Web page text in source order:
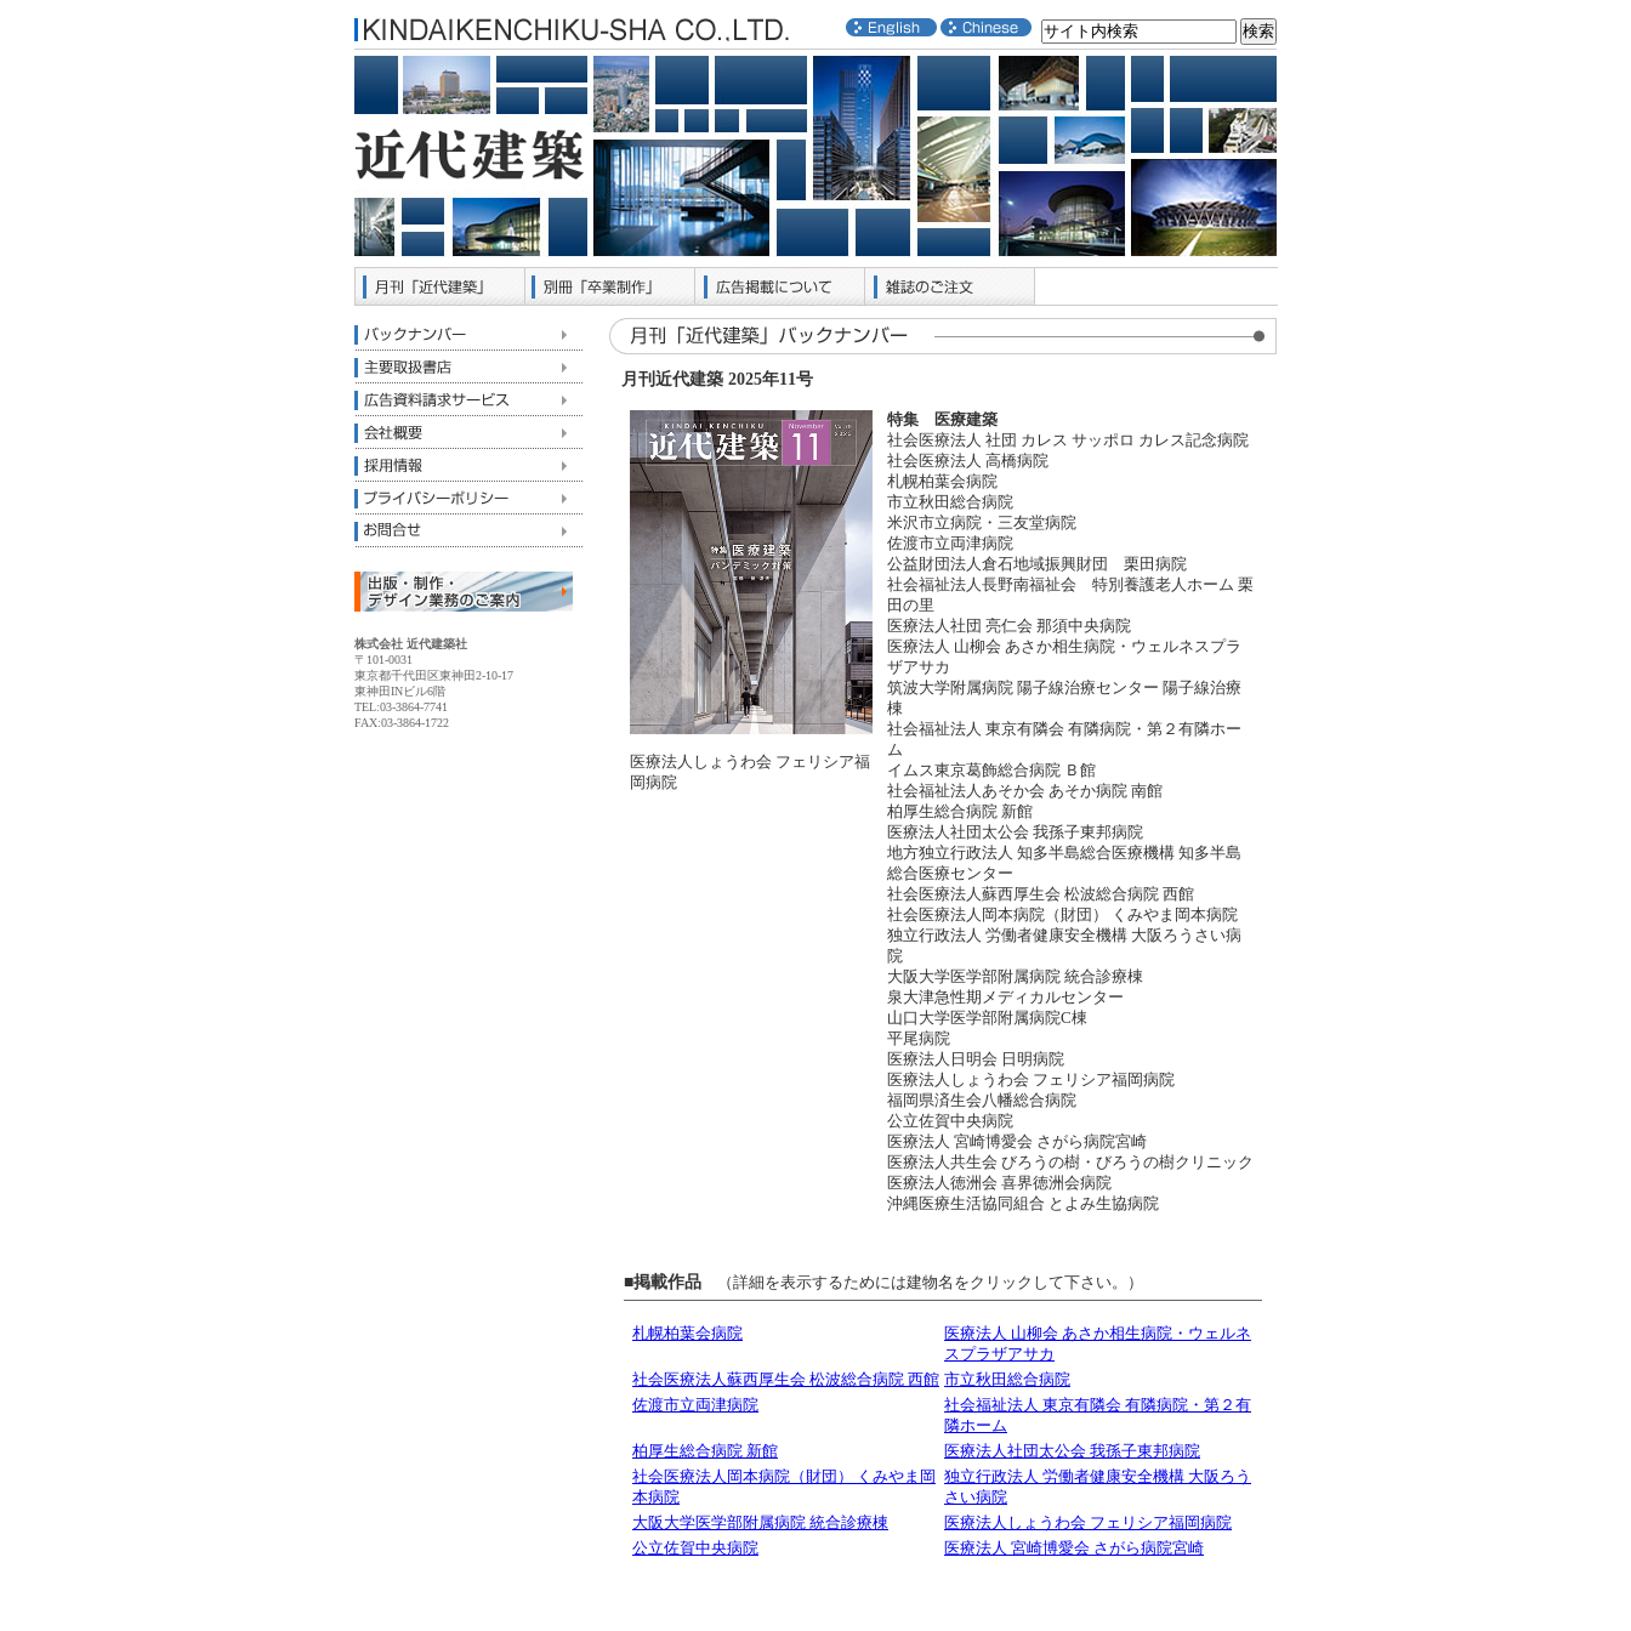
株式会社 近代建築社
〒101-0031
東京都千代田区東神田2-10-17
東神田INビル6階
TEL:03-3864-7741
FAX:03-3864-1722
月刊近代建築 2025年11号
医療法人しょうわ会 フェリシア福
岡病院
特集 医療建築
社会医療法人 社団 カレス サッポロ カレス記念病院
社会医療法人 高橋病院
札幌柏葉会病院
市立秋田総合病院
米沢市立病院・三友堂病院
佐渡市立両津病院
公益財団法人倉石地域振興財団 栗田病院
社会福祉法人長野南福祉会 特別養護老人ホーム 栗
田の里
医療法人社団 亮仁会 那須中央病院
医療法人 山柳会 あさか相生病院・ウェルネスプラ
ザアサカ
筑波大学附属病院 陽子線治療センター 陽子線治療
棟
社会福祉法人 東京有隣会 有隣病院・第２有隣ホー
ム
イムス東京葛飾総合病院 Ｂ館
社会福祉法人あそか会 あそか病院 南館
柏厚生総合病院 新館
医療法人社団太公会 我孫子東邦病院
地方独立行政法人 知多半島総合医療機構 知多半島
総合医療センター
社会医療法人蘇西厚生会 松波総合病院 西館
社会医療法人岡本病院（財団） くみやま岡本病院
独立行政法人 労働者健康安全機構 大阪ろうさい病
院
大阪大学医学部附属病院 統合診療棟
泉大津急性期メディカルセンター
山口大学医学部附属病院C棟
平尾病院
医療法人日明会 日明病院
医療法人しょうわ会 フェリシア福岡病院
福岡県済生会八幡総合病院
公立佐賀中央病院
医療法人 宮崎博愛会 さがら病院宮崎
医療法人共生会 びろうの樹・びろうの樹クリニック
医療法人徳洲会 喜界徳洲会病院
沖縄医療生活協同組合 とよみ生協病院
■掲載作品 （詳細を表示するためには建物名をクリックして下さい。）
札幌柏葉会病院
医療法人 山柳会 あさか相生病院・ウェルネ
スプラザアサカ
社会医療法人蘇西厚生会 松波総合病院 西館 市立秋田総合病院
佐渡市立両津病院
社会福祉法人 東京有隣会 有隣病院・第２有
隣ホーム
柏厚生総合病院 新館
医療法人社団太公会 我孫子東邦病院
社会医療法人岡本病院（財団） くみやま岡
本病院
独立行政法人 労働者健康安全機構 大阪ろう
さい病院
大阪大学医学部附属病院 統合診療棟
医療法人しょうわ会 フェリシア福岡病院
公立佐賀中央病院
医療法人 宮崎博愛会 さがら病院宮崎